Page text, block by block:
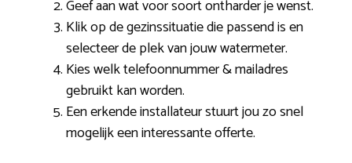
Geef aan wat voor soort ontharder je wenst.
Klik op de gezinssituatie die passend is en
selecteer de plek van jouw watermeter.
Kies welk telefoonnummer & mailadres
gebruikt kan worden.
Een erkende installateur stuurt jou zo snel
mogelijk een interessante offerte.